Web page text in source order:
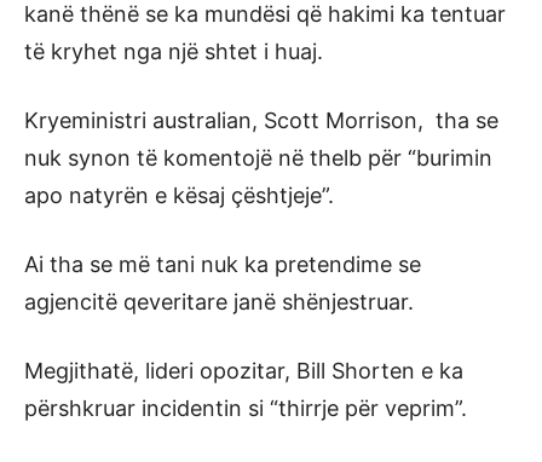
kanë thënë se ka mundësi që hakimi ka tentuar
të kryhet nga një shtet i huaj.
Kryeministri australian, Scott Morrison, tha se
nuk synon të komentojë në thelb për “burimin
apo natyrën e kësaj çështjeje”.
Ai tha se më tani nuk ka pretendime se
agjencitë qeveritare janë shënjestruar.
Megjithatë, lideri opozitar, Bill Shorten e ka
përshkruar incidentin si “thirrje për veprim”.